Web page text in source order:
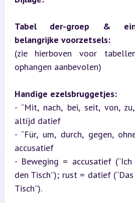
Tabel der-groep &
belangrijke voorzetsels:
(zie hierboven voor
ophangen aanbevolen)
Handige ezelsbruggetjes:
- “Mit, nach, bei, seit, von,
altijd datief
- “Für, um, durch, gegen,
accusatief
- Beweging = accusatief
den Tisch”); rust = datief
Tisch”).